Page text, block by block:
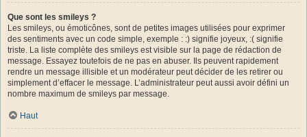
Que sont les smileys ?
Les smileys, ou émoticônes, sont de petites images utilisées pour exprimer
des sentiments avec un code simple, exemple : :) signifie joyeux, :( signifie
triste. La liste complète des smileys est visible sur la page de rédaction de
message. Essayez toutefois de ne pas en abuser. Ils peuvent rapidement
rendre un message illisible et un modérateur peut décider de les retirer ou
simplement d’effacer le message. L’administrateur peut aussi avoir défini un
nombre maximum de smileys par message.
Haut